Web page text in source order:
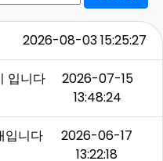
2026-08-03 15:25:27
입니다
2026-07-15
13:48:24
입니다
2026-06-17
13:22:18